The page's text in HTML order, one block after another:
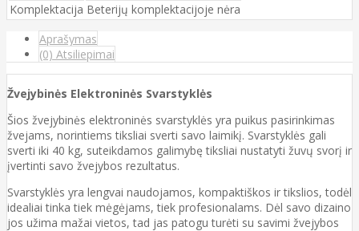
Komplektacija Beterijų komplektacijoje nėra
Aprašymas
(0) Atsiliepimai
Žvejybinės Elektroninės Svarstyklės
Šios žvejybinės elektroninės svarstyklės yra puikus pasirinkimas
žvejams, norintiems tiksliai sverti savo laimikį. Svarstyklės gali
sverti iki 40 kg, suteikdamos galimybę tiksliai nustatyti žuvų svorį ir
įvertinti savo žvejybos rezultatus.
Svarstyklės yra lengvai naudojamos, kompaktiškos ir tikslios, todėl
idealiai tinka tiek mėgėjams, tiek profesionalams. Dėl savo dizaino
jos užima mažai vietos, tad jas patogu turėti su savimi žvejybos